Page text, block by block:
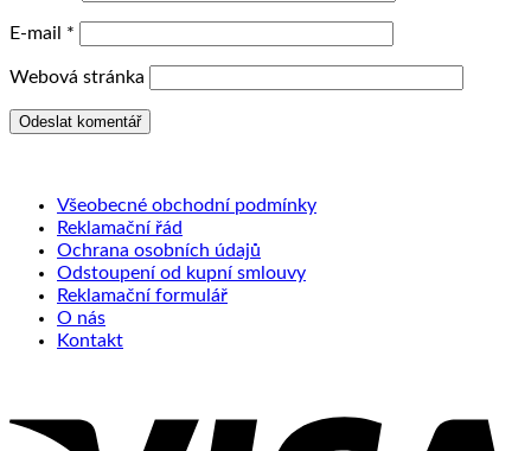
E-mail *
Webová stránka
Všeobecné obchodní podmínky
Reklamační řád
Ochrana osobních údajů
Odstoupení od kupní smlouvy
Reklamační formulář
O nás
Kontakt